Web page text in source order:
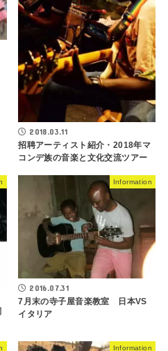
2018.03.11
招聘アーティスト紹介・2018年マ
コンデ族の音楽と文化交流ツアー
Information
2016.07.31
7月末の寺子屋音楽教室 日本VS
イタリア
Information